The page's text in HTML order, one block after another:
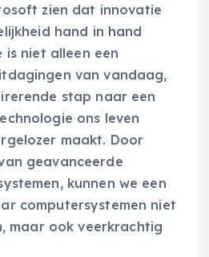
zien dat innovatie
hand in hand
is niet alleen een
van vandaag,
stap naar een
ons leven
maakt. Door
geavanceerde
kunnen we een
computersystemen niet
maar ook veerkrachtig